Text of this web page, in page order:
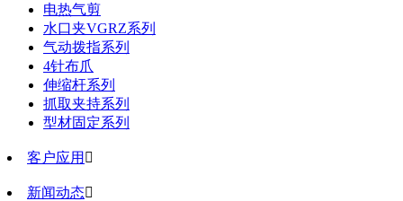
电热气剪
水口夹VGRZ系列
气动拨指系列
4针布爪
伸缩杆系列
抓取夹持系列
型材固定系列
客户应用 
新闻动态